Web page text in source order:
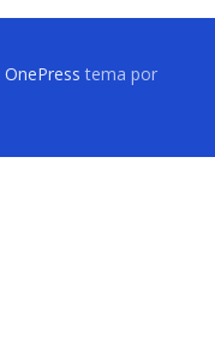
OnePress tema por